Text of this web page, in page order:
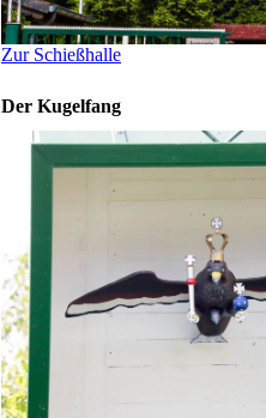
Zur Schießhalle
Der Kugelfang